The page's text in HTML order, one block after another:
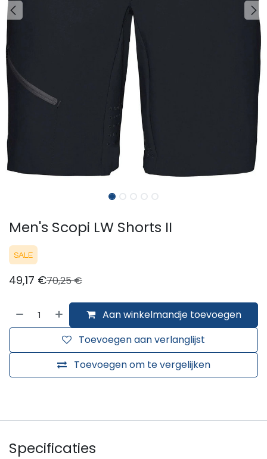
Men's Scopi LW Shorts II
SALE
49,17 €70,25€
Aan winkelmandje toevoegen
Toevoegen om te vergelijken
Toevoegen aan verlanglijst
Specificaties